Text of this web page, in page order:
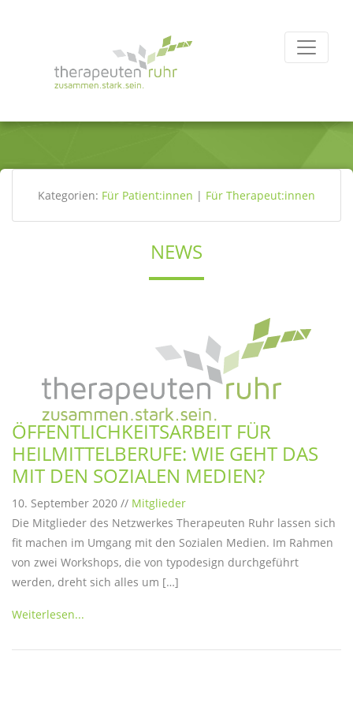
Kategorien: Für Patient:innen | Für Therapeut:innen
NEWS
ÖFFENTLICHKEITSARBEIT FÜR
HEILMITTELBERUFE: WIE GEHT DAS
MIT DEN SOZIALEN MEDIEN?
10. September 2020 // Mitglieder
Die Mitglieder des Netzwerkes Therapeuten Ruhr lassen sich
fit machen im Umgang mit den Sozialen Medien. Im Rahmen
von zwei Workshops, die von typodesign durchgeführt
werden, dreht sich alles um […]
Weiterlesen...